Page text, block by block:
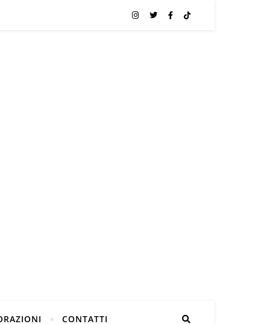
CONTATTI